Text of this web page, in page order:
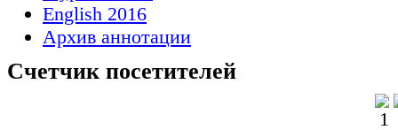
English 2016
Архив аннотации
Счетчик посетителей